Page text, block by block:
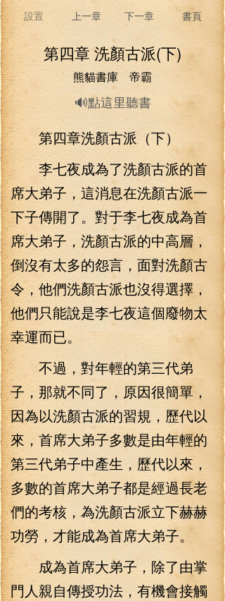
設置 上一章 下一章 書頁
第四章 洗顏古派(下)
熊貓書庫 帝霸
🔊點這里聽書
第四章洗顏古派（下）
李七夜成為了洗顏古派的首
席大弟子，這消息在洗顏古派一
下子傳開了。對于李七夜成為首
席大弟子，洗顏古派的中高層，
倒沒有太多的怨言，面對洗顏古
令，他們洗顏古派也沒得選擇，
他們只能說是李七夜這個廢物太
幸運而已。
不過，對年輕的第三代弟
子，那就不同了，原因很簡單，
因為以洗顏古派的習規，歷代以
來，首席大弟子多數是由年輕的
第三代弟子中產生，歷代以來，
多數的首席大弟子都是經過長老
們的考核，為洗顏古派立下赫赫
功勞，才能成為首席大弟子。
成為首席大弟子，除了由掌
門人親自傳授功法，有機會接觸